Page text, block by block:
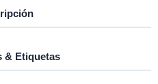
& Etiquetas